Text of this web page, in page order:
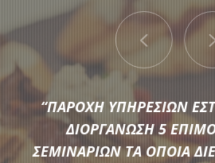
“ΠΑΡΟΧΗ ΥΠΗΡΕΣΙΩΝ
ΔΙΟΡΓΑΝΩΣΗ 5
ΣΕΜΙΝΑΡΙΩΝ ΤΑ ΟΠΟΙΑ